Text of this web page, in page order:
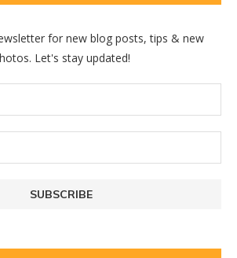
for new blog posts, tips & new
Let's stay updated!